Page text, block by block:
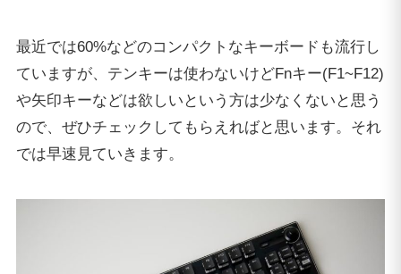
最近では60%などのコンパクトなキーボードも流行し
ていますが、テンキーは使わないけどFnキー(F1~F12)
や矢印キーなどは欲しいという方は少なくないと思う
ので、ぜひチェックしてもらえればと思います。それ
では早速見ていきます。